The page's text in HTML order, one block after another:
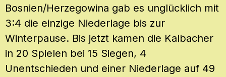
Bosnien/Herzegowina gab es unglücklich mit
3:4 die einzige Niederlage bis zur
Winterpause. Bis jetzt kamen die Kalbacher
in 20 Spielen bei 15 Siegen, 4
Unentschieden und einer Niederlage auf 49